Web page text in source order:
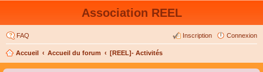
Association REEL
FAQ Connexion
Inscription
Accueil Accueil du forum [REEL]- Activités